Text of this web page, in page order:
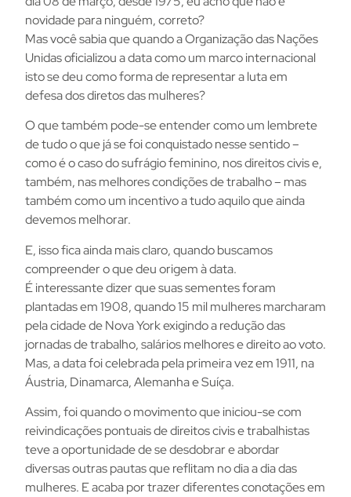
novidade para ninguém, correto?
Mas você sabia que quando a Organização das Nações
Unidas oficializou a data como um marco internacional
isto se deu como forma de representar a luta em
defesa dos diretos das mulheres?
O que também pode-se entender como um lembrete
de tudo o que já se foi conquistado nesse sentido –
como é o caso do sufrágio feminino, nos direitos civis e,
também, nas melhores condições de trabalho – mas
também como um incentivo a tudo aquilo que ainda
devemos melhorar.
E, isso fica ainda mais claro, quando buscamos
compreender o que deu origem à data.
É interessante dizer que suas sementes foram
plantadas em 1908, quando 15 mil mulheres marcharam
pela cidade de Nova York exigindo a redução das
jornadas de trabalho, salários melhores e direito ao voto.
Mas, a data foi celebrada pela primeira vez em 1911, na
Áustria, Dinamarca, Alemanha e Suíça.
Assim, foi quando o movimento que iniciou-se com
reivindicações pontuais de direitos civis e trabalhistas
teve a oportunidade de se desdobrar e abordar
diversas outras pautas que reflitam no dia a dia das
mulheres. E acaba por trazer diferentes conotações em